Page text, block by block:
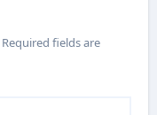
Required fields are